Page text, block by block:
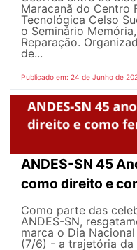
Maracanã do Centro
Tecnológica Celso
o Seminário
Reparação.
de...
Publicado em: 24 de Junho de
ANDES-SN 45
como direito e
Como parte das
ANDES-SN,
marca o Dia
(7/6) - a trajetória da